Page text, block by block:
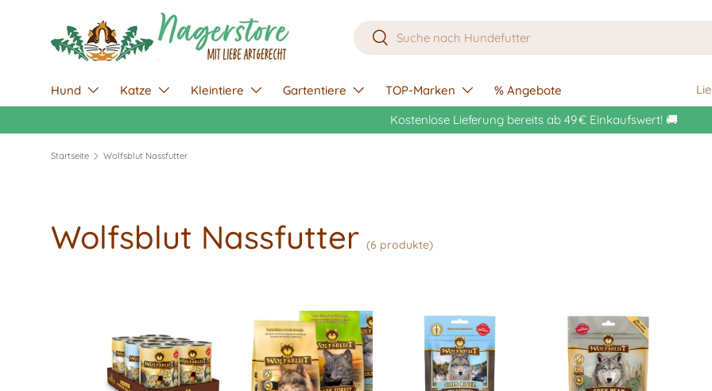
Direkt zum Inhalt Suchen
Suchen
Hund Katze Kleintiere Gartentiere TOP-Marken % Angebote
Kostenlose Lieferung bereits ab 49 € Einkaufswert! 🚚
Startseite Wolfsblut Nassfutter
Wolfsblut Nassfutter (6 produkte)